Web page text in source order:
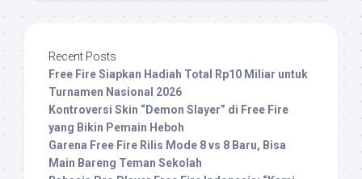
Recent Posts
Free Fire Siapkan Hadiah Total Rp10 Miliar untuk
Turnamen Nasional 2026
Kontroversi Skin “Demon Slayer” di Free Fire
yang Bikin Pemain Heboh
Garena Free Fire Rilis Mode 8 vs 8 Baru, Bisa
Main Bareng Teman Sekolah